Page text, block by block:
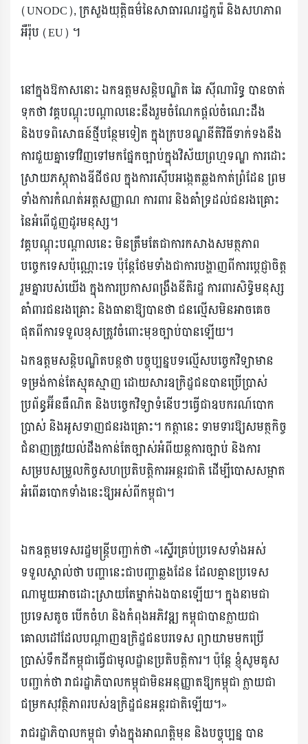
(UNODC), ក្រសួងយុត្តិធម៌នៃសាធារណរដ្ឋកូរ៉េ និងសហភាព
អឺរ៉ុប (EU) ។
នៅក្នុងឱកាសនោះ ឯកឧត្តមសន្តិបណ្ឌិត ឆៃ ស៊ីណារិទ្ធ បានចាត់
ទុកថា វគ្គបណ្តុះបណ្តាលនេះនឹងរួមចំណែកផ្តល់ចំណេះដឹង
និងបទពិសោធន៍ថ្មីបន្ថែមទៀត ក្នុងក្របខណ្ឌនីតិវិធីទាក់ទងនឹង
ការជួយគ្នាទៅវិញទៅមកផ្នែកច្បាប់ក្នុងវិស័យព្រហ្មទណ្ឌ ការដោះ
ស្រាយភស្តុតាងឌីជីថល ក្នុងការស៊ើបអង្កេតឆ្លងកាត់ព្រំដែន ព្រម
ទាំងការកំណត់អត្តសញ្ញាណ ការពារ និងគាំទ្រដល់ជនរងគ្រោះ
នៃអំពើជួញដូរមនុស្ស។
វគ្គបណ្ដុះបណ្ដាលនេះ មិនត្រឹមតែជាការកសាងសមត្ថភាព
បច្ចេកទេសប៉ុណ្ណោះទេ ប៉ុន្តែថែមទាំងជាការបង្ហាញពីការប្ដេជ្ញាចិត្ត
រួមគ្នារបស់យើង ក្នុងការប្រកាសពង្រឹងនីតិរដ្ឋ ការពារសិទ្ធិមនុស្ស
គាំពារជនរងគ្រោះ និងធានាឱ្យបានថា ជនល្មើសមិនអាចគេច
ផុតពីការទទួលខុសត្រូវចំពោះមុខច្បាប់បានឡើយ។
ឯកឧត្តមសន្តិបណ្ឌិតបន្តថា បច្ចុប្បន្នបទល្មើសបច្ចេកវិទ្យាមាន
ទម្រង់កាន់តែស្មុគស្មាញ ដោយសារឧក្រិដ្ឋជនបានប្រើប្រាស់
ប្រព័ន្ធអ៊ីនធឺណិត និងបច្ចេកវិទ្យាទំនើបៗធ្វើជាឧបករណ៍បោក
ប្រាស់ និងអូសទាញជនរងគ្រោះ។ កត្តានេះ ទាមទារឱ្យសមត្ថកិច្ច
ជំនាញត្រូវយល់ដឹងកាន់តែច្បាស់អំពីយន្តការច្បាប់ និងការ
សម្របសម្រួលកិច្ចសហប្រតិបត្តិការអន្តរជាតិ ដើម្បីបោសសម្អាត
អំពើឆបោកទាំងនេះឱ្យអស់ពីកម្ពុជា។
ឯកឧត្តមទេសរដ្ឋមន្ត្រីបញ្ជាក់ថា «ស្ទើរគ្រប់ប្រទេសទាំងអស់
ទទួលស្គាល់ថា បញ្ហានេះជាបញ្ហាឆ្លងដែន ដែលគ្មានប្រទេស
ណាមួយអាចដោះស្រាយតែម្នាក់ឯងបានឡើយ។ ក្នុងនាមជា
ប្រទេសតូច បើកចំហ និងកំពុងអភិវឌ្ឍ កម្ពុជាបានក្លាយជា
គោលដៅដែលបណ្ដាញឧក្រិដ្ឋជនបរទេស ព្យាយាមមកប្រើ
ប្រាស់ទឹកដីកម្ពុជាធ្វើជាមូលដ្ឋានប្រតិបត្តិការ។ ប៉ុន្តែ ខ្ញុំសូមគូស
បញ្ជាក់ថា រាជរដ្ឋាភិបាលកម្ពុជាមិនអនុញ្ញាតឱ្យកម្ពុជា ក្លាយជា
ជម្រកសុវត្ថិភាពរបស់ឧក្រិដ្ឋជនអន្តរជាតិឡើយ។»
រាជរដ្ឋាភិបាលកម្ពុជា ទាំងក្នុងអាណត្តិមុន និងបច្ចុប្បន្ន បាន